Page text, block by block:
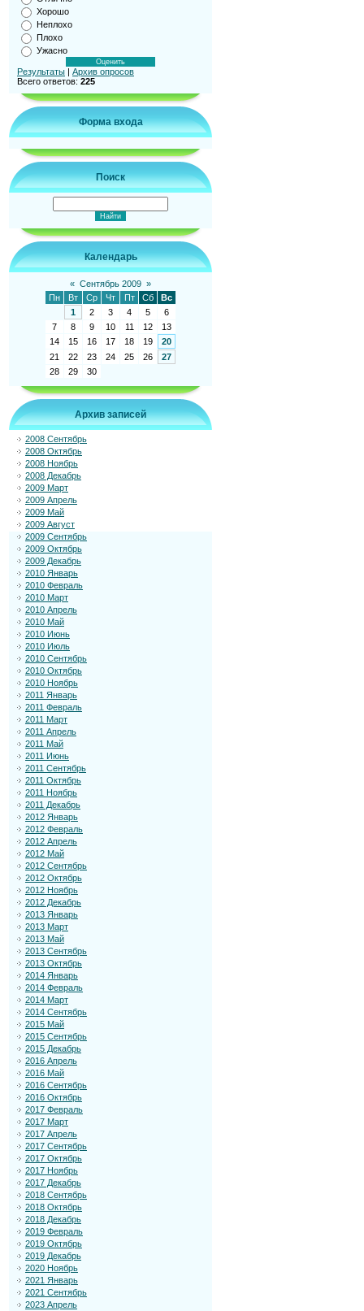
Хорошо
Неплохо
Плохо
Ужасно
Результаты | Архив опросов
Всего ответов: 225
Форма входа
Поиск
Календарь
« Сентябрь 2009 »
Пн
Вт Ср Чт Пт Сб
Вс
1
2 3 4 5
6
7
8 9 10 11 12
13
14
15 16 17 18 19
20
21
22 23 24 25 26
27
28
29 30
Архив записей
2008 Сентябрь
2008 Октябрь
2008 Ноябрь
2008 Декабрь
2009 Март
2009 Апрель
2009 Май
2009 Август
2009 Сентябрь
2009 Октябрь
2009 Декабрь
2010 Январь
2010 Февраль
2010 Март
2010 Апрель
2010 Май
2010 Июнь
2010 Июль
2010 Сентябрь
2010 Октябрь
2010 Ноябрь
2011 Январь
2011 Февраль
2011 Март
2011 Апрель
2011 Май
2011 Июнь
2011 Сентябрь
2011 Октябрь
2011 Ноябрь
2011 Декабрь
2012 Январь
2012 Февраль
2012 Апрель
2012 Май
2012 Сентябрь
2012 Октябрь
2012 Ноябрь
2012 Декабрь
2013 Январь
2013 Март
2013 Май
2013 Сентябрь
2013 Октябрь
2014 Январь
2014 Февраль
2014 Март
2014 Сентябрь
2015 Май
2015 Сентябрь
2015 Декабрь
2016 Апрель
2016 Май
2016 Сентябрь
2016 Октябрь
2017 Февраль
2017 Март
2017 Апрель
2017 Сентябрь
2017 Октябрь
2017 Ноябрь
2017 Декабрь
2018 Сентябрь
2018 Октябрь
2018 Декабрь
2019 Февраль
2019 Октябрь
2019 Декабрь
2020 Ноябрь
2021 Январь
2021 Сентябрь
2023 Апрель